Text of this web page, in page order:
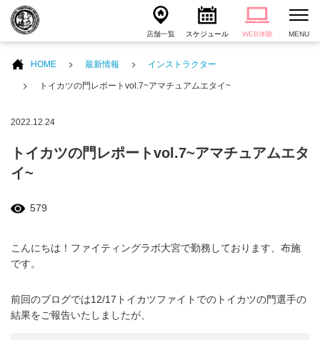
店舗一覧 スケジュール WEB体験 MENU
HOME 最新情報 インストラクター
トイカツの門レポートvol.7~アマチュアムエタイ~
2022.12.24
トイカツの門レポートvol.7~アマチュアムエタ
イ~
579
こんにちは！ファイティングラボ大宮で勤務しております、布施
です。
前回のブログでは12/17トイカツファイトでのトイカツの門選手の
結果をご報告いたしましたが、